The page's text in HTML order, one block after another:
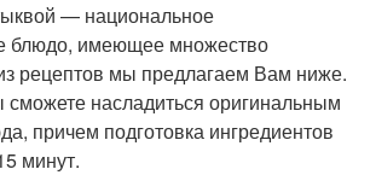
— национальное
блюдо, имеющее множество
рецептов мы предлагаем Вам ниже.
насладиться оригинальным
причем подготовка ингредиентов
минут.